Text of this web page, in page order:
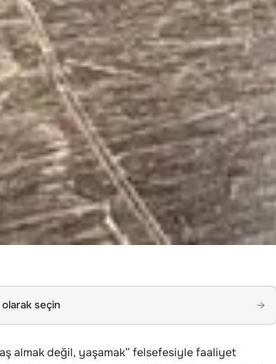
olarak seçin →
almak değil, yaşamak” felsefesiyle faaliyet